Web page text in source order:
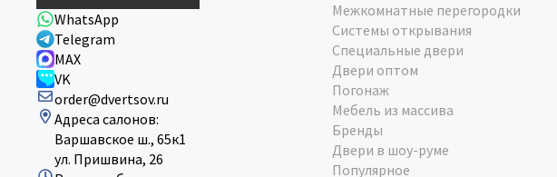
WhatsApp
Telegram
MAX
VK
order@dvertsov.ru
Адреса салонов:
Варшавское ш., 65к1
ул. Пришвина, 26
Межкомнатные перегородки
Системы открывания
Специальные двери
Двери оптом
Погонаж
Мебель из массива
Бренды
Двери в шоу-руме
Популярное